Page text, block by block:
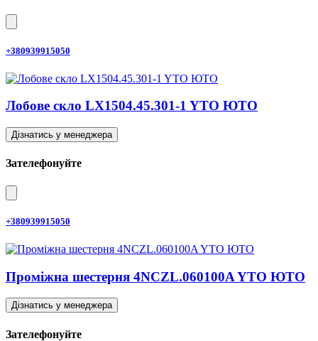
+380939915050
Лобове скло LX1504.45.301-1 YTO ЮТО
Дізнатись у менеджера
Зателефонуйте
+380939915050
Проміжна шестерня 4NCZL.060100A YTO ЮТО
Дізнатись у менеджера
Зателефонуйте